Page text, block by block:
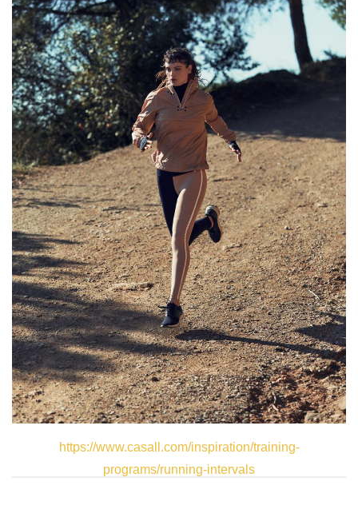
https://www.casall.com/inspiration/training-
programs/running-intervals